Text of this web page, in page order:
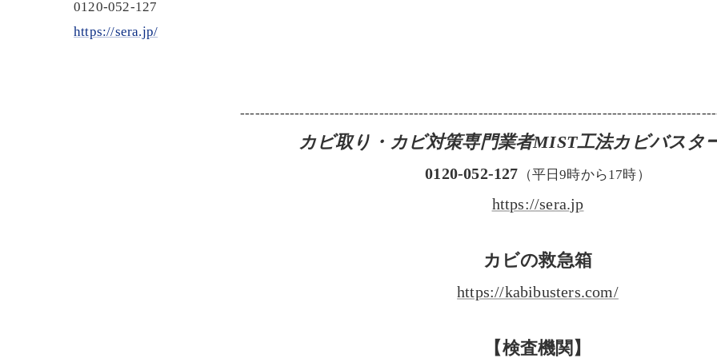
0120-052-127
https://sera.jp/
カビ取り・カビ対策専門業者MIST工法カビバスタ
0120-052-127 （平日9時から17時）
https://sera.jp
カビの救急箱
https://kabibusters.com/
【検査機関】